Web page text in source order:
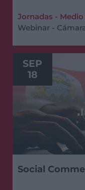
Jornadas -
Webinar -
SEP
18
Social